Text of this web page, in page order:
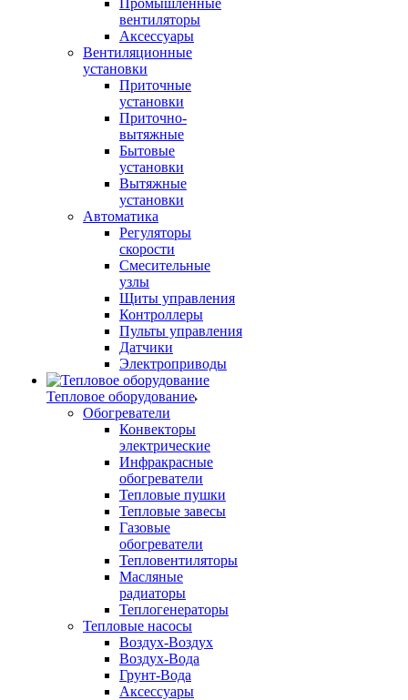
Промышленные
вентиляторы
Аксессуары
Вентиляционные
установки
Приточные
установки
Приточно-
вытяжные
Бытовые
установки
Вытяжные
установки
Автоматика
Регуляторы
скорости
Смесительные
узлы
Щиты управления
Контроллеры
Пульты управления
Датчики
Электроприводы
Тепловое оборудование
Обогреватели
Конвекторы
электрические
Инфракрасные
обогреватели
Тепловые пушки
Тепловые завесы
Газовые
обогреватели
Тепловентиляторы
Масляные
радиаторы
Теплогенераторы
Тепловые насосы
Воздух-Воздух
Воздух-Вода
Грунт-Вода
Аксессуары